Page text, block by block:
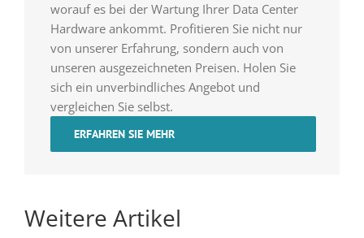
worauf es bei der Wartung Ihrer Data Center
Hardware ankommt. Profitieren Sie nicht nur
von unserer Erfahrung, sondern auch von
unseren ausgezeichneten Preisen. Holen Sie
sich ein unverbindliches Angebot und
vergleichen Sie selbst.
ERFAHREN SIE MEHR
Weitere Artikel